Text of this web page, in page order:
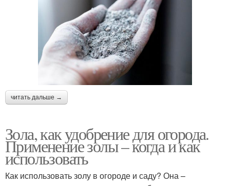
читать дальше →
Зола, как удобрение для огорода.
Применение золы – когда и как
использовать
Как использовать золу в огороде и саду? Она –